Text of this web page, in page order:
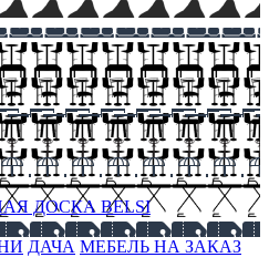
ДОСКА BELSI
ДАЧА МЕБЕЛЬ НА ЗАКАЗ